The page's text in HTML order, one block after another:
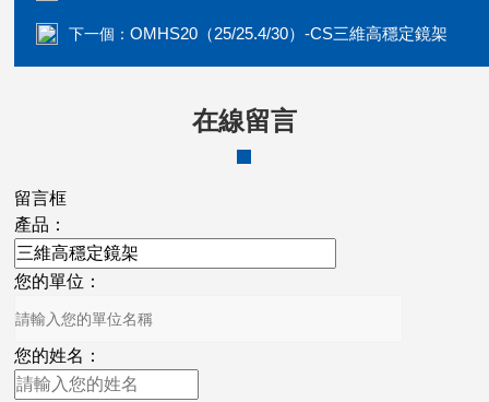
下一個：OMHS20（25/25.4/30）-CS三維高穩定鏡架
在線留言
留言框
產品：
您的單位：
您的姓名：